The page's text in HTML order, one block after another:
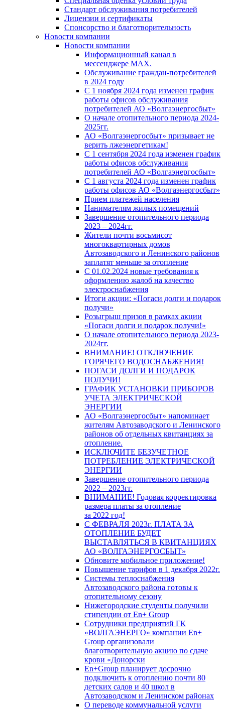
Стандарт обслуживания потребителей
Лицензии и сертификаты
Спонсорство и благотворительность
Новости компании
Новости компании
Информационный канал в
мессенджере MAX.
Обслуживание граждан-потребителей
в 2024 году
С 1 ноября 2024 года изменен график
работы офисов обслуживания
потребителей АО «Волгаэнергосбыт»
О начале отопительного периода 2024-
2025гг.
АО «Волгаэнергосбыт» призывает не
верить лжеэнергетикам!
С 1 сентября 2024 года изменен график
работы офисов обслуживания
потребителей АО «Волгаэнергосбыт»
С 1 августа 2024 года изменен график
работы офисов АО «Волгаэнергосбыт»
Прием платежей населения
Нанимателям жилых помещений
Завершение отопительного периода
2023 – 2024гг.
Жители почти восьмисот
многоквартирных домов
Автозаводского и Ленинского районов
заплатят меньше за отопление
С 01.02.2024 новые требования к
оформлению жалоб на качество
электроснабжения
Итоги акции: «Погаси долги и подарок
получи»
Розыгрыш призов в рамках акции
«Погаси долги и подарок получи!»
О начале отопительного периода 2023-
2024гг.
ВНИМАНИЕ! ОТКЛЮЧЕНИЕ
ГОРЯЧЕГО ВОДОСНАБЖЕНИЯ!
ПОГАСИ ДОЛГИ И ПОДАРОК
ПОЛУЧИ!
ГРАФИК УСТАНОВКИ ПРИБОРОВ
УЧЕТА ЭЛЕКТРИЧЕСКОЙ
ЭНЕРГИИ
АО «Волгаэнергосбыт» напоминает
жителям Автозаводского и Ленинского
районов об отдельных квитанциях за
отопление.
ИСКЛЮЧИТЕ БЕЗУЧЕТНОЕ
ПОТРЕБЛЕНИЕ ЭЛЕКТРИЧЕСКОЙ
ЭНЕРГИИ
Завершение отопительного периода
2022 – 2023гг.
ВНИМАНИЕ! Годовая корректировка
размера платы за отопление
за 2022 год!
С ФЕВРАЛЯ 2023г. ПЛАТА ЗА
ОТОПЛЕНИЕ БУДЕТ
ВЫСТАВЛЯТЬСЯ В КВИТАНЦИЯХ
АО «ВОЛГАЭНЕРГОСБЫТ»
Обновите мобильное приложение!
Повышение тарифов в 1 декабря 2022г.
Системы теплоснабжения
Автозаводского района готовы к
отопительному сезону
Нижегородские студенты получили
стипендии от En+ Group
Сотрудники предприятий ГК
«ВОЛГАЭНЕРГО» компании En+
Group организовали
благотворительную акцию по сдаче
крови «Донорски
En+Group планирует досрочно
подключить к отоплению почти 80
детских садов и 40 школ в
Автозаводском и Ленинском районах
О переводе коммунальной услуги